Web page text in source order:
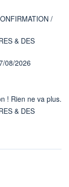
/
& DES
08/2026
! Rien ne va plus.
& DES